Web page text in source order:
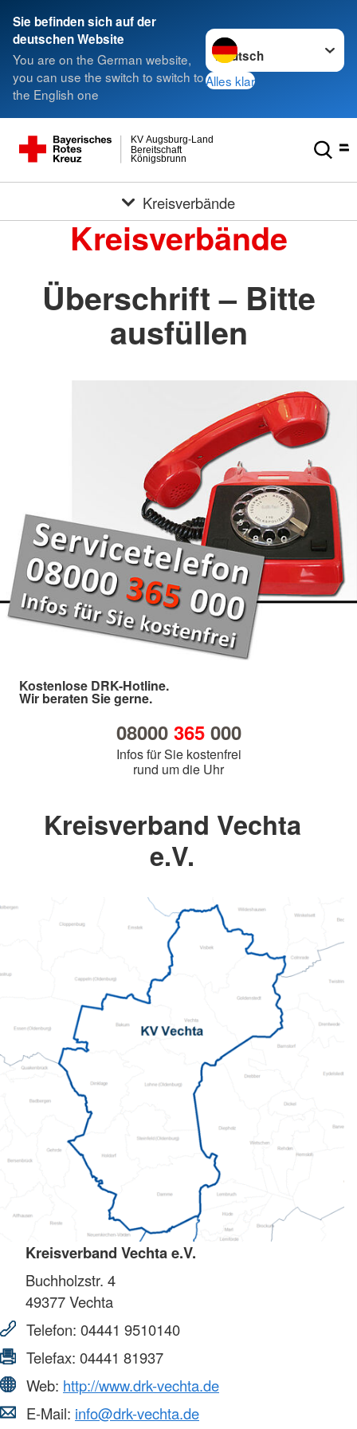
Sie befinden sich auf der
deutschen Website
You are on the German website,
you can use the switch to switch to
the English one
Sprache wechseln zu
Alles klar
Königsbrunn
Bereitschaft
KV Augsburg-Land
Kreisverbände
Kreisverbände
Überschrift – Bitte
ausfüllen
Kostenlose DRK-Hotline.
Wir beraten Sie gerne.
08000 365000
Infos für Sie kostenfrei
rund um die Uhr
Kreisverband Vechta
e.V.
Kreisverband Vechta e.V.
Buchholzstr. 4
49377Vechta
Telefon: 04441 9510140
Telefax: 04441 81937
Web: http://www.drk-vechta.de
E-Mail: info@drk-vechta.de